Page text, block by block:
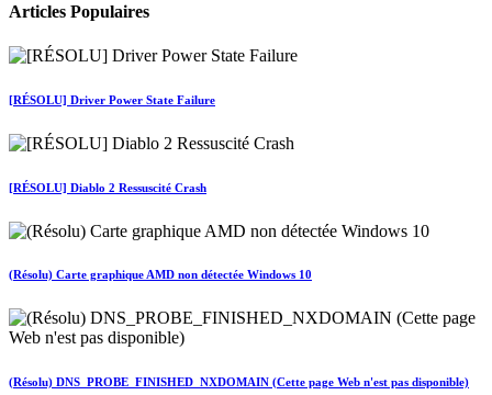
Articles Populaires
[RÉSOLU] Driver Power State Failure
[RÉSOLU] Diablo 2 Ressuscité Crash
(Résolu) Carte graphique AMD non détectée Windows 10
(Résolu) DNS_PROBE_FINISHED_NXDOMAIN (Cette page Web n'est pas disponible)